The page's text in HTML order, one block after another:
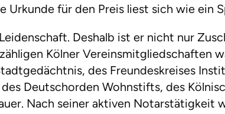
Urkunde für den Preis liest sich wie ein
Deshalb ist er nicht nur
Kölner Vereinsmitgliedschaften
des Freundeskreises
Deutschorden Wohnstifts, des
Nach seiner aktiven Notarstätigkeit